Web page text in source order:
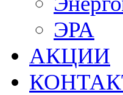
ЭРА
АКЦИИ